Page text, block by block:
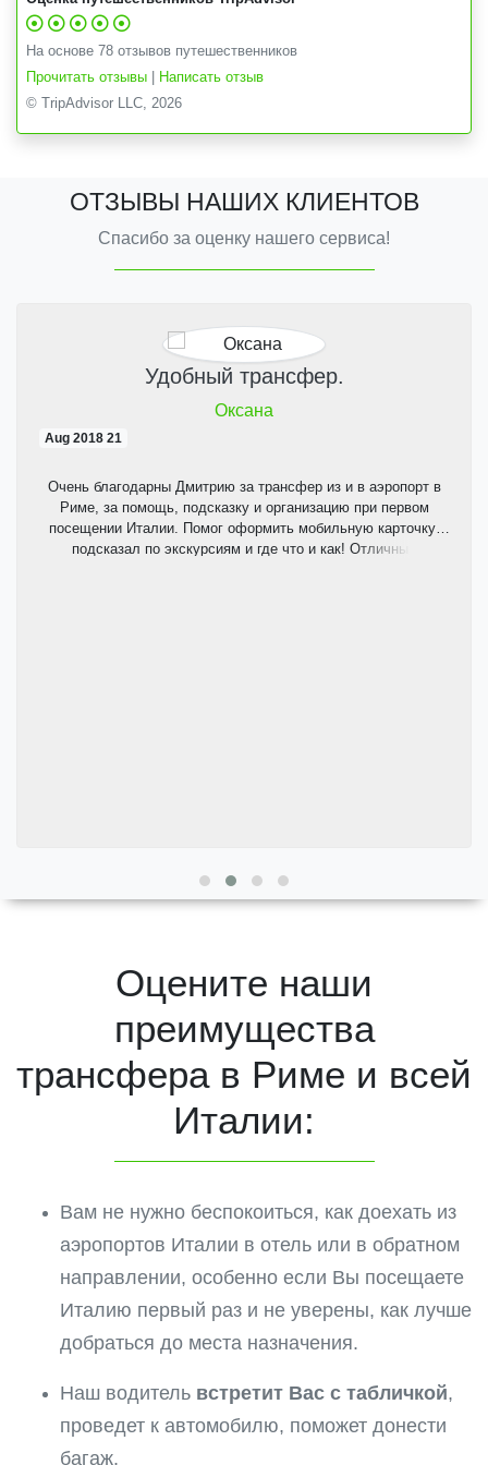
На основе 78 отзывов путешественников
Прочитать отзывы
Написать отзыв
© TripAdvisor LLC, 2026
ОТЗЫВЫ НАШИХ КЛИЕНТОВ
Спасибо за оценку нашего сервиса!
Удобный трансфер.
Оксана
21 Aug 2018
Очень благодарны Дмитрию за трансфер из и в аэропорт в
Риме, за помощь, подсказку и организацию при первом
посещении Италии. Помог оформить мобильную карточку,
подсказал по экскурсиям и где что и как! Отличный
Оцените наши
преимущества
трансфера в Риме и всей
Италии:
Вам не нужно беспокоиться, как доехать из
аэропортов Италии в отель или в обратном
направлении, особенно если Вы посещаете
Италию первый раз и не уверены, как лучше
добраться до места назначения.
Наш водитель встретит Вас с табличкой,
проведет к автомобилю, поможет донести
багаж.